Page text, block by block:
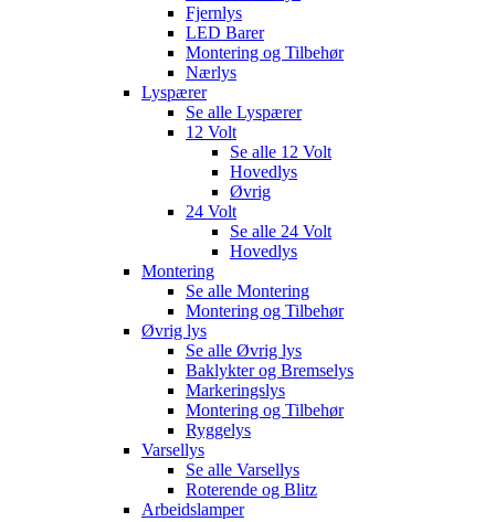
Fjernlys
LED Barer
Montering og Tilbehør
Nærlys
Lyspærer
Se alle Lyspærer
12 Volt
Se alle 12 Volt
Hovedlys
Øvrig
24 Volt
Se alle 24 Volt
Hovedlys
Montering
Se alle Montering
Montering og Tilbehør
Øvrig lys
Se alle Øvrig lys
Baklykter og Bremselys
Markeringslys
Montering og Tilbehør
Ryggelys
Varsellys
Se alle Varsellys
Roterende og Blitz
Arbeidslamper